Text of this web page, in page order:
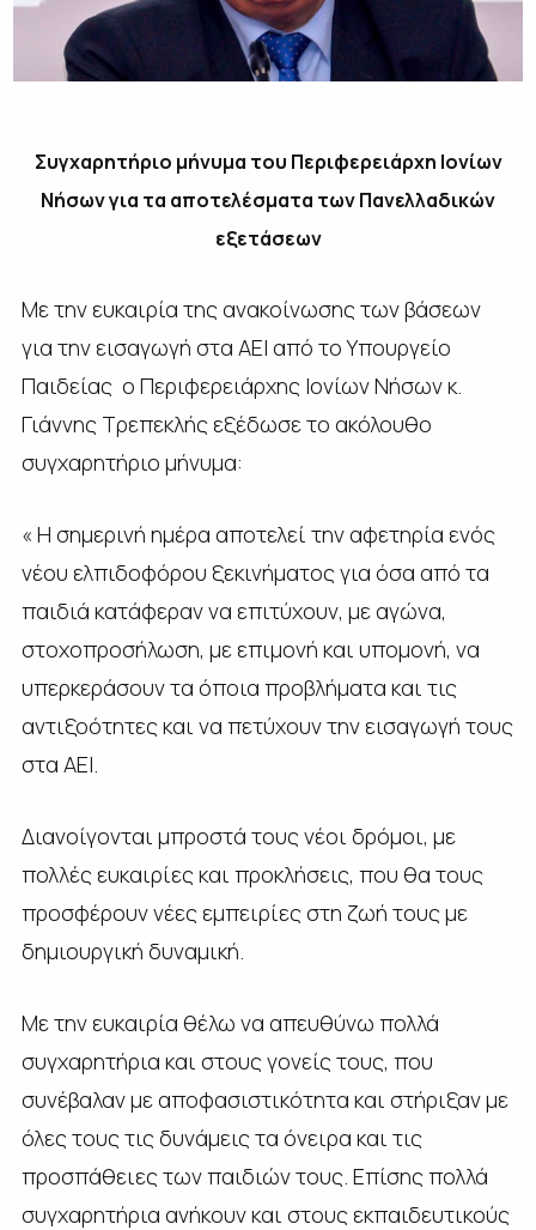
Συγχαρητήριο μήνυμα του Περιφερειάρχη Ιονίων
Νήσων για τα αποτελέσματα των Πανελλαδικών
εξετάσεων
Με την ευκαιρία της ανακοίνωσης των βάσεων
για την εισαγωγή στα ΑΕΙ από το Υπουργείο
Παιδείας ο Περιφερειάρχης Ιονίων Νήσων κ.
Γιάννης Τρεπεκλής εξέδωσε το ακόλουθο
συγχαρητήριο μήνυμα:
« Η σημερινή ημέρα αποτελεί την αφετηρία ενός
νέου ελπιδοφόρου ξεκινήματος για όσα από τα
παιδιά κατάφεραν να επιτύχουν, με αγώνα,
στοχοπροσήλωση, με επιμονή και υπομονή, να
υπερκεράσουν τα όποια προβλήματα και τις
αντιξοότητες και να πετύχουν την εισαγωγή τους
στα ΑΕΙ.
Διανοίγονται μπροστά τους νέοι δρόμοι, με
πολλές ευκαιρίες και προκλήσεις, που θα τους
προσφέρουν νέες εμπειρίες στη ζωή τους με
δημιουργική δυναμική.
Με την ευκαιρία θέλω να απευθύνω πολλά
συγχαρητήρια και στους γονείς τους, που
συνέβαλαν με αποφασιστικότητα και στήριξαν με
όλες τους τις δυνάμεις τα όνειρα και τις
προσπάθειες των παιδιών τους. Επίσης πολλά
συγχαρητήρια ανήκουν και στους εκπαιδευτικούς